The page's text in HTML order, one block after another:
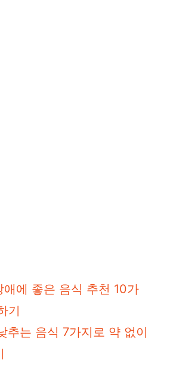
애에 좋은 음식 추천 10가
기
추는 음식 7가지로 약 없이